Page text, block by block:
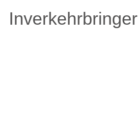
Inverkehrbringer